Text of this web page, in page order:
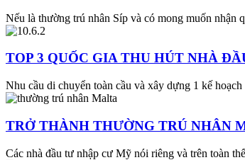
Nếu là thường trú nhân Síp và có mong muốn nhận
TOP 3 QUỐC GIA THU HÚT NHÀ
Nhu cầu di chuyển toàn cầu và xây dựng 1 kế
TRỞ THÀNH THƯỜNG TRÚ NHÂN
Các nhà đầu tư nhập cư Mỹ nói riêng và trên toàn